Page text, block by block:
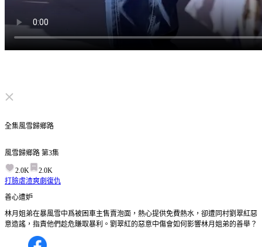
点击取消静音
全集風雪歸鄉路
風雪歸鄉路 第3集
2.0K
2.0K
打臉虐渣爽劇 復仇
善心遭妒
林月姐弟在暴風雪中爲被困車主售賣泡面，熱心提供免費熱水，卻遭同村劉翠紅惡
意造謠，指責他們趁危賺取暴利。劉翠紅的惡意中傷會如何影響林月姐弟的善舉？